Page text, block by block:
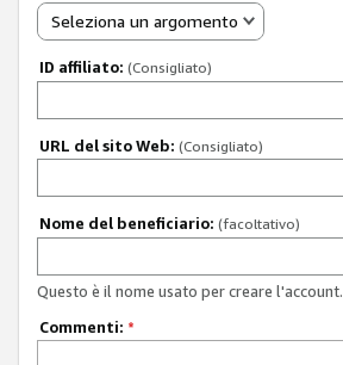
Seleziona un argomento
ID affiliato: (Consigliato)
URL del sito Web: (Consigliato)
Nome del beneficiario: (facoltativo)
Questo è il nome usato per creare l'account.
Commenti: *